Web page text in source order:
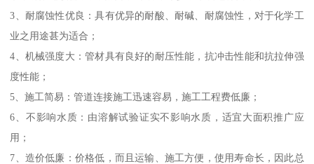
3、耐腐蚀性优良：具有优异的耐酸、耐碱、耐腐蚀性，对于化学工
业之用途甚为适合；
4、机械强度大：管材具有良好的耐压性能，抗冲击性能和抗拉伸强
度性能；
5、施工简易：管道连接施工迅速容易，施工工程费低廉；
6、不影响水质：由溶解试验证实不影响水质，适宜大面积推广应
用；
7、造价低廉：价格低，而且运输、施工方便，使用寿命长，因此总